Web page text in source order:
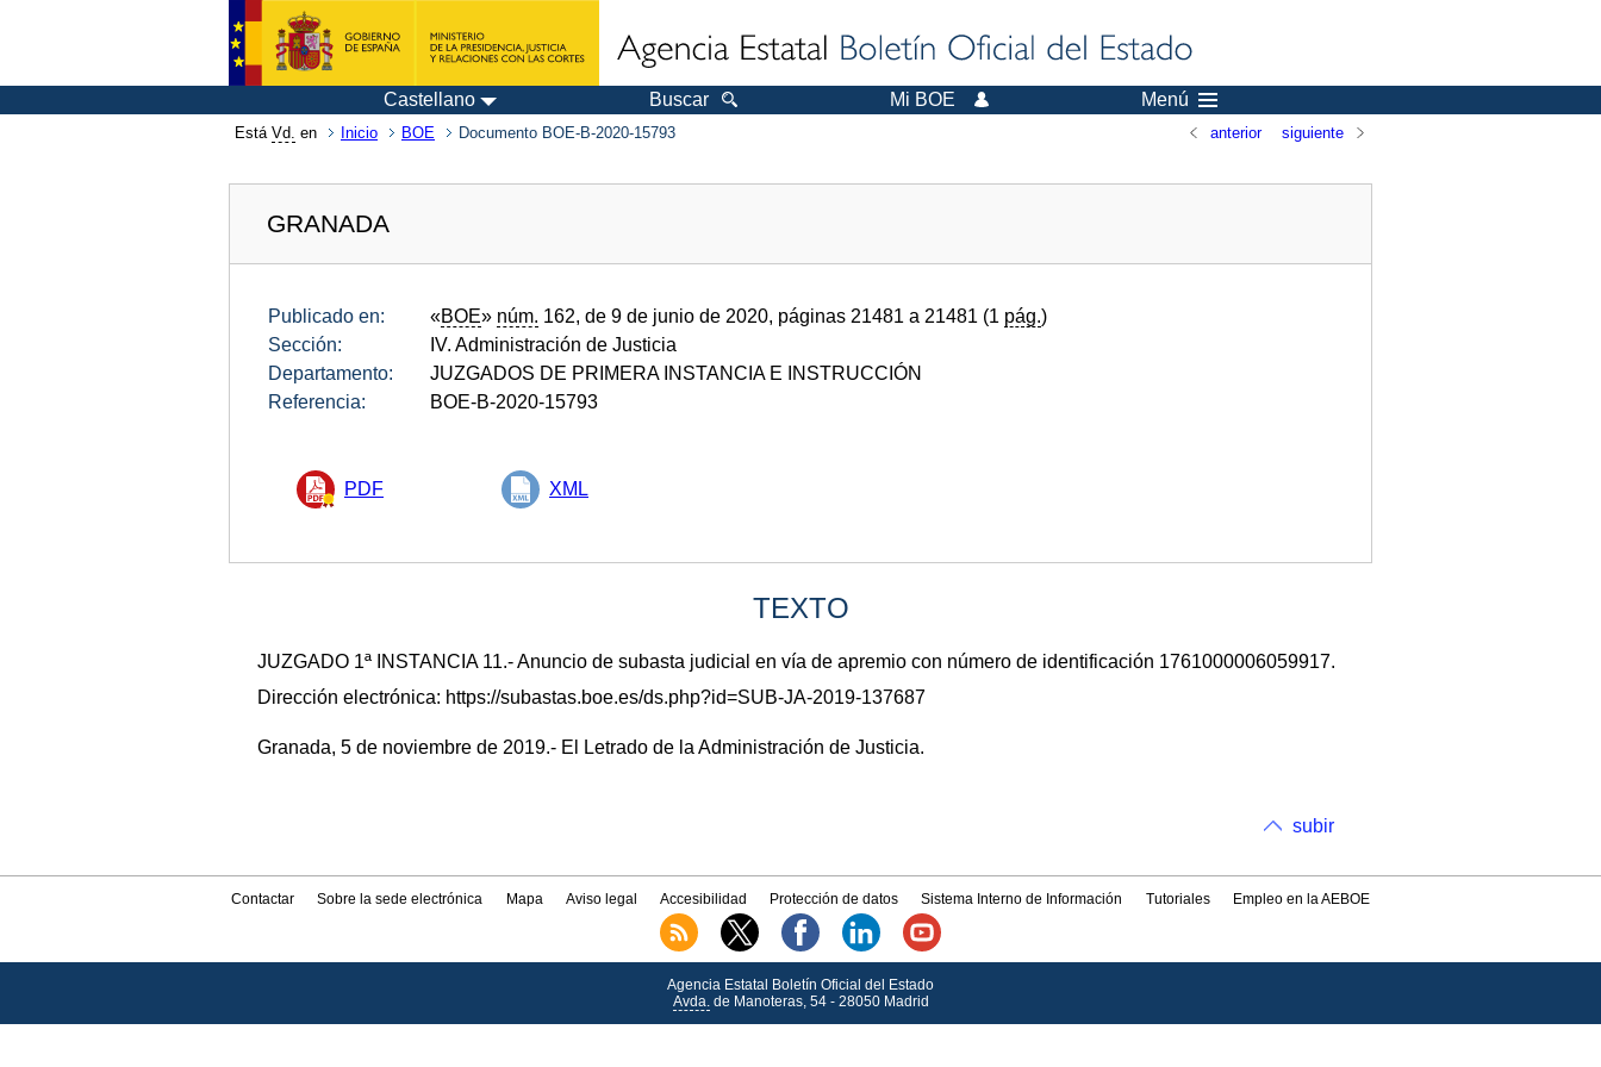
Castellano Buscar Mi BOE Menú
Está Vd. en Inicio BOE Documento BOE-B-2020-15793 anterior siguiente
GRANADA
Publicado en: «BOE» núm. 162, de 9 de junio de 2020, páginas 21481 a 21481 (1 pág.)
Sección:
IV. Administración de Justicia
Departamento:
JUZGADOS DE PRIMERA INSTANCIA E INSTRUCCIÓN
Referencia:
BOE-B-2020-15793
PDF XML
TEXTO
JUZGADO 1ª INSTANCIA 11.- Anuncio de subasta judicial en vía de apremio con número de identificación 1761000006059917.
Dirección electrónica: https://subastas.boe.es/ds.php?id=SUB-JA-2019-137687
Granada, 5 de noviembre de 2019.- El Letrado de la Administración de Justicia.
subir
Contactar Sobre la sede electrónica Mapa Aviso legal Accesibilidad Protección de datos Sistema Interno de Información Tutoriales Empleo en la AEBOE
Agencia Estatal Boletín Oficial del Estado
Avda.de Manoteras, 54 - 28050 Madrid